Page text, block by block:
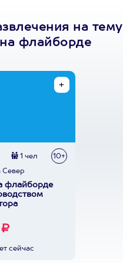
на тему
флайборде
1 чел 10+
Север
флайборде
сейчас